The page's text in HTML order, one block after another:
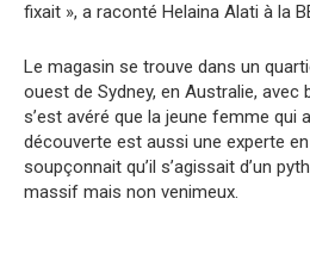
fixait », a raconté Helaina Alati à la
Le magasin se trouve dans un
ouest de Sydney, en Australie, avec
s’est avéré que la jeune femme qui
découverte est aussi une experte
soupçonnait qu’il s’agissait d’un
massif mais non venimeux.